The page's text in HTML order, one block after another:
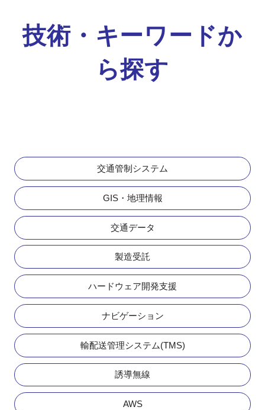
技術・キーワードか
ら探す
交通管制システム
GIS・地理情報
交通データ
製造受託
ハードウェア開発支援
ナビゲーション
輸配送管理システム(TMS)
誘導無線
AWS